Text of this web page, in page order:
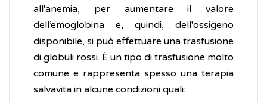
all'anemia, per aumentare il valore
dell’emoglobina e, quindi, dell'ossigeno
disponibile, si può effettuare una trasfusione
di globuli rossi. È un tipo di trasfusione molto
comune e rappresenta spesso una terapia
salvavita in alcune condizioni quali: